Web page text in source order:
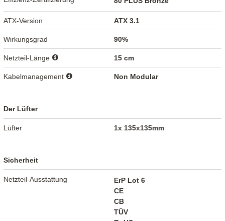
ATX-Version ATX 3.1
Wirkungsgrad 90%
Netzteil-Länge 15 cm
Kabelmanagement Non Modular
Der Lüfter
Lüfter 1x 135x135mm
Sicherheit
Netzteil-Ausstattung
ErP Lot 6
CE
CB
TÜV